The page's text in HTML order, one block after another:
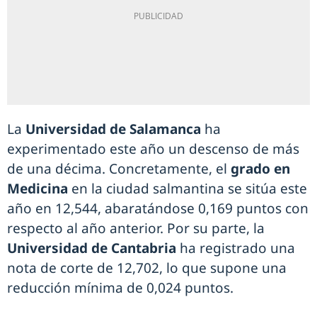
La Universidad de Salamanca ha
experimentado este año un descenso de más
de una décima. Concretamente, el grado en
Medicina en la ciudad salmantina se sitúa este
año en 12,544, abaratándose 0,169 puntos con
respecto al año anterior. Por su parte, la
Universidad de Cantabria ha registrado una
nota de corte de 12,702, lo que supone una
reducción mínima de 0,024 puntos.